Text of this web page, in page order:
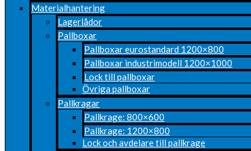
Materialhantering
Lagerlådor
Pallboxar
Pallboxar eurostandard 1200×800
Pallboxar industrimodell 1200×1000
Lock till pallboxar
Övriga pallboxar
Pallkragar
Pallkrage: 800×600
Pallkrage: 1200×800
Lock och avdelare till pallkrage